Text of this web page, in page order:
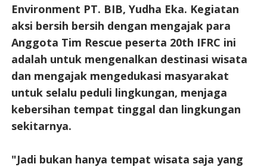
Environment PT. BIB, Yudha Eka. Kegiatan
aksi bersih bersih dengan mengajak para
Anggota Tim Rescue peserta 20th IFRC ini
adalah untuk mengenalkan destinasi wisata
dan mengajak mengedukasi masyarakat
untuk selalu peduli lingkungan, menjaga
kebersihan tempat tinggal dan lingkungan
sekitarnya.
"Jadi bukan hanya tempat wisata saja yang